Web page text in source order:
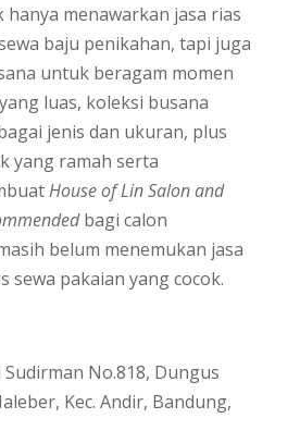
menawarkan jasa rias
baju penikahan, tapi juga
untuk beragam momen
luas, koleksi busana
jenis dan ukuran, plus
yang ramah serta
House of Lin Salon and
bagi calon
belum menemukan jasa
sewa pakaian yang cocok.
Sudirman No.818, Dungus
Kec. Andir, Bandung,